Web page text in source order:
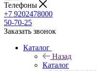
Телефоны
+7 9202478000
50-70-25
Заказать звонок
Каталог
Назад
Каталог